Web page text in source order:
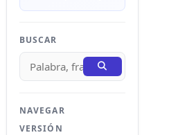
BUSCAR
NAVEGAR
VERSIÓN